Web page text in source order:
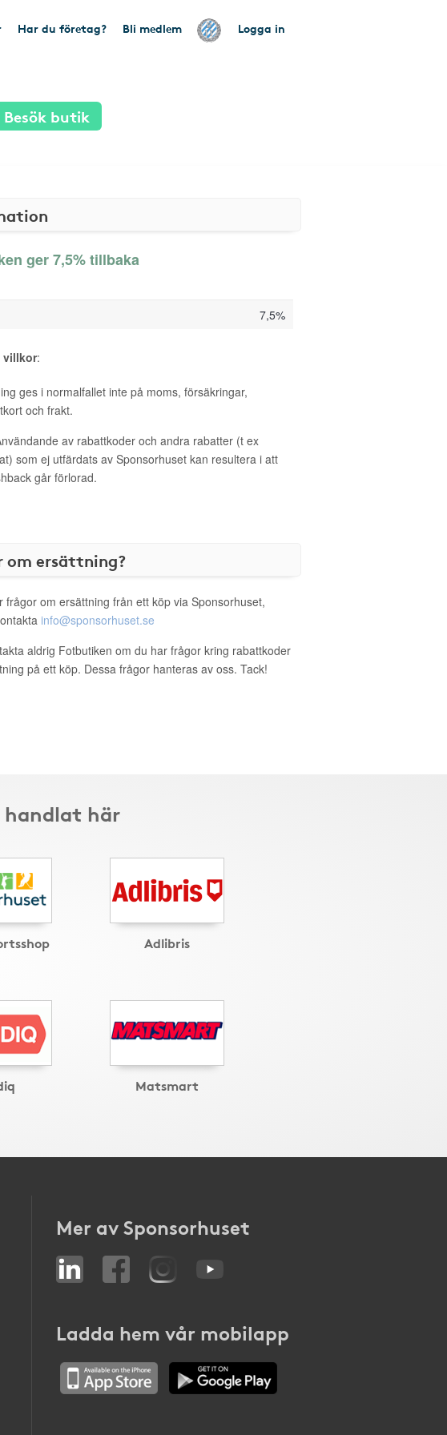
Har du företag? Bli medlem Logga in
Besök butik
ger 7,5% tillbaka
7,5%
villkor:
ges i normalfallet inte på moms, försäkringar,
och frakt.
av rabattkoder och andra rabatter (t ex
som ej utfärdats av Sponsorhuset kan resultera i att
går förlorad.
om ersättning?
frågor om ersättning från ett köp via Sponsorhuset,
info@sponsorhuset.se
aldrig Fotbutiken om du har frågor kring rabattkoder
på ett köp. Dessa frågor hanteras av oss. Tack!
handlat här
Adlibris
Matsmart
Mer av Sponsorhuset
Ladda hem vår mobilapp